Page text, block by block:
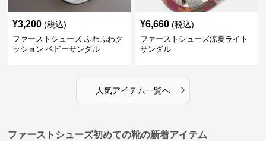
¥3,200 (税込)
ファーストシューズ ふわふわク
ッション ベビーサンダル
¥6,660 (税込)
ファーストシューズ涼夏ライト
サンダル
人気アイテム一覧へ ›
ファーストシューズ初めての靴の新着アイテム